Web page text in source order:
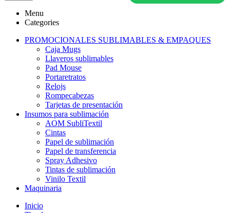
Menu
Categories
PROMOCIONALES SUBLIMABLES & EMPAQUES
Caja Mugs
Llaveros sublimables
Pad Mouse
Portaretratos
Relojs
Rompecabezas
Tarjetas de presentación
Insumos para sublimación
AOM SubliTextil
Cintas
Papel de sublimación
Papel de transferencia
Spray Adhesivo
Tintas de sublimación
Vinilo Textil
Maquinaria
Inicio